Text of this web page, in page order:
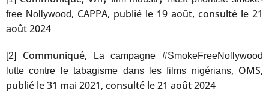
free Nollywood, CAPPA, publié le 19 août, consulté le 21
août 2024
[2] Communiqué,
La campagne #SmokeFreeNollywood
lutte contre le tabagisme dans les films nigérians, OMS,
publié le 31 mai 2021, consulté le 21 août 2024